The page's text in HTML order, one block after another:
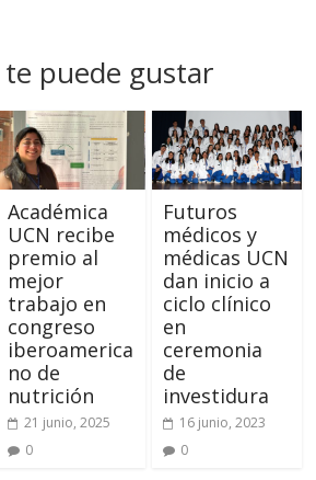
puede gustar
Académica
UCN recibe
premio al
mejor
trabajo en
congreso
iberoamerica
no de
nutrición
21 junio, 2025
0
Futuros
médicos y
médicas UCN
dan inicio a
ciclo clínico
en
ceremonia
de
investidura
16 junio, 2023
0